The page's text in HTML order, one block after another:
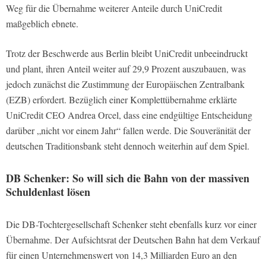
Weg für die Übernahme weiterer Anteile durch UniCredit
maßgeblich ebnete.
Trotz der Beschwerde aus Berlin bleibt UniCredit unbeeindruckt
und plant, ihren Anteil weiter auf 29,9 Prozent auszubauen, was
jedoch zunächst die Zustimmung der Europäischen Zentralbank
(EZB) erfordert. Bezüglich einer Komplettübernahme erklärte
UniCredit CEO Andrea Orcel, dass eine endgültige Entscheidung
darüber „nicht vor einem Jahr“ fallen werde. Die Souveränität der
deutschen Traditionsbank steht dennoch weiterhin auf dem Spiel.
DB Schenker: So will sich die Bahn von der massiven
Schuldenlast lösen
Die DB-Tochtergesellschaft Schenker steht ebenfalls kurz vor einer
Übernahme. Der Aufsichtsrat der Deutschen Bahn hat dem Verkauf
für einen Unternehmenswert von 14,3 Milliarden Euro an den